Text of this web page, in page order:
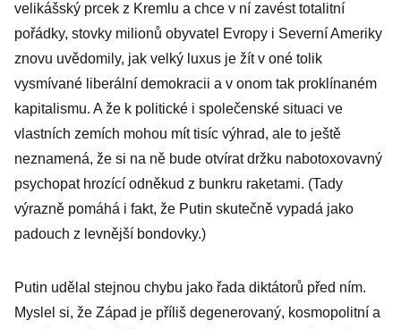
velikášský prcek z Kremlu a chce v ní zavést totalitní
pořádky, stovky milionů obyvatel Evropy i Severní Ameriky
znovu uvědomily, jak velký luxus je žít v oné tolik
vysmívané liberální demokracii a v onom tak proklínaném
kapitalismu. A že k politické i společenské situaci ve
vlastních zemích mohou mít tisíc výhrad, ale to ještě
neznamená, že si na ně bude otvírat držku nabotoxovavný
psychopat hrozící odněkud z bunkru raketami. (Tady
výrazně pomáhá i fakt, že Putin skutečně vypadá jako
padouch z levnější bondovky.)
Putin udělal stejnou chybu jako řada diktátorů před ním.
Myslel si, že Západ je příliš degenerovaný, kosmopolitní a